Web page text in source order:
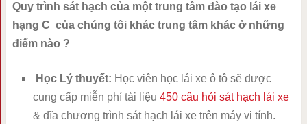
Quy trình sát hạch của một trung tâm đào tạo lái xe
hạng C của chúng tôi khác trung tâm khác ở những
điểm nào ?
Học Lý thuyết: Học viên học lái xe ô tô sẽ được
cung cấp miễn phí tài liệu 450 câu hỏi sát hạch lái xe
& đĩa chương trình sát hạch lái xe trên máy vi tính.